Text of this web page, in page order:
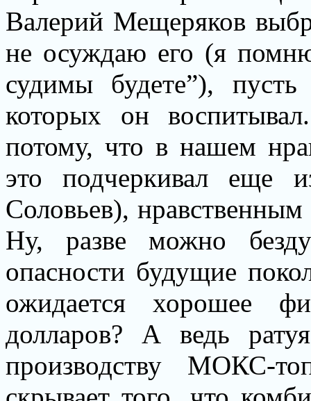
Валерий Мещеряков
не осуждаю его (я
судимы будете”),
которых он
потому, что в нашем
это подчеркивал еще
Соловьев),
Ну, разве можно
опасности будущие
ожидается хорошее
долларов? А ведь
производству МОКС-